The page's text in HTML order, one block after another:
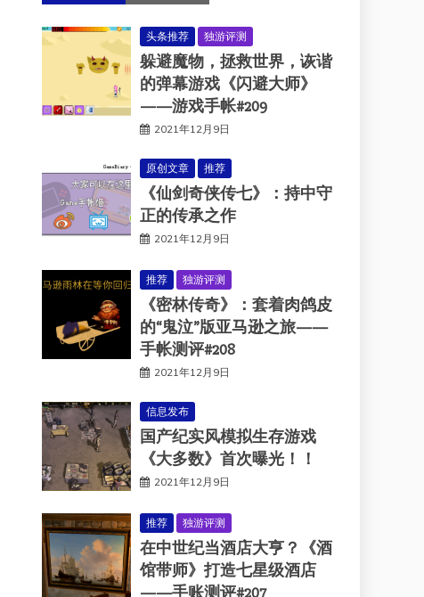
头条推荐 独游评测
躲避魔物，拯救世界，诙谐
的弹幕游戏《闪避大师》
——游戏手帐#209
2021年12月9日
原创文章 推荐
《仙剑奇侠传七》：持中守
正的传承之作
2021年12月9日
推荐 独游评测
《密林传奇》：套着肉鸽皮
的“鬼泣”版亚马逊之旅——
手帐测评#208
2021年12月9日
信息发布
国产纪实风模拟生存游戏
《大多数》首次曝光！！
2021年12月9日
推荐 独游评测
在中世纪当酒店大亨？《酒
馆带师》打造七星级酒店
——手账测评#207